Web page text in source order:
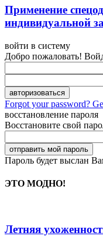
Применение
индивидуальной
войти в систему
Добро пожаловать!
Forgot your password?
восстановление пароля
Восстановите свой
Пароль будет выслан
ЭТО МОДНО!
Летняя